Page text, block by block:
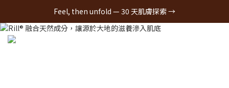
Feel, then unfold — 30 天肌膚探索 →